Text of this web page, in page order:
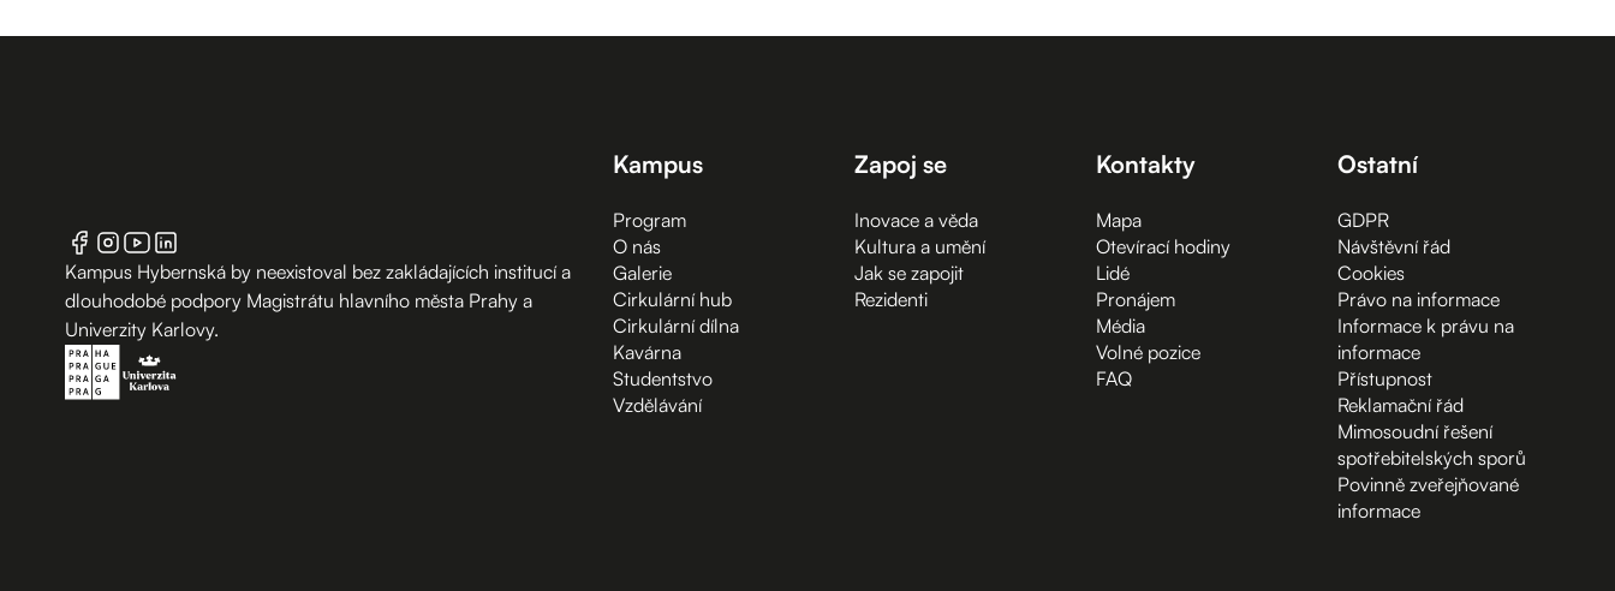
Kampus Hybernská by neexistoval bez zakládajících institucí a
dlouhodobé podpory Magistrátu hlavního města Prahy a
Univerzity Karlovy.
Kampus
Program
O nás
Galerie
Cirkulární hub
Cirkulární dílna
Kavárna
Studentstvo
Vzdělávání
Zapoj se
Inovace a věda
Kultura a umění
Jak se zapojit
Rezidenti
Kontakty
Mapa
Otevírací hodiny
Lidé
Pronájem
Média
Volné pozice
FAQ
Ostatní
GDPR
Návštěvní řád
Cookies
Právo na informace
Informace k právu na
informace
Přístupnost
Reklamační řád
Mimosoudní řešení
spotřebitelských sporů
Povinně zveřejňované
informace